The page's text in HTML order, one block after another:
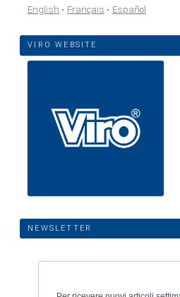
English Français Español
VIRO WEBSITE
NEWSLETTER